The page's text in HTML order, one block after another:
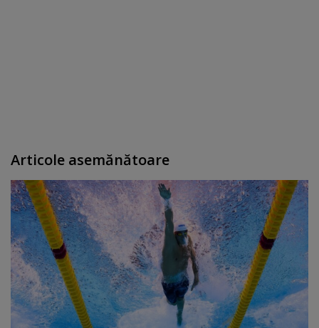
Articole asemănătoare